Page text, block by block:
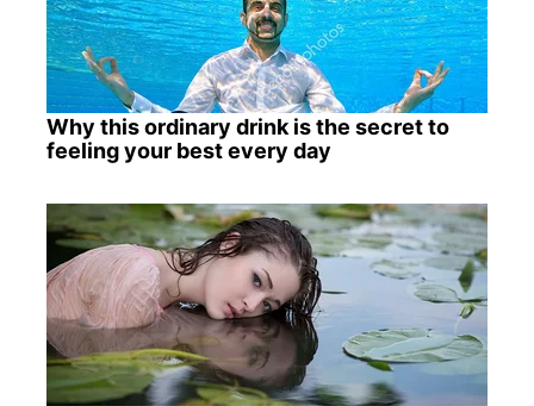
Why this ordinary drink is the secret to
feeling your best every day